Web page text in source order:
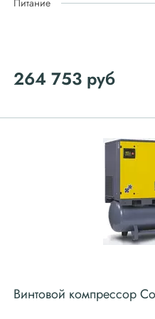
Питание
264 753руб
Винтовой компрессор